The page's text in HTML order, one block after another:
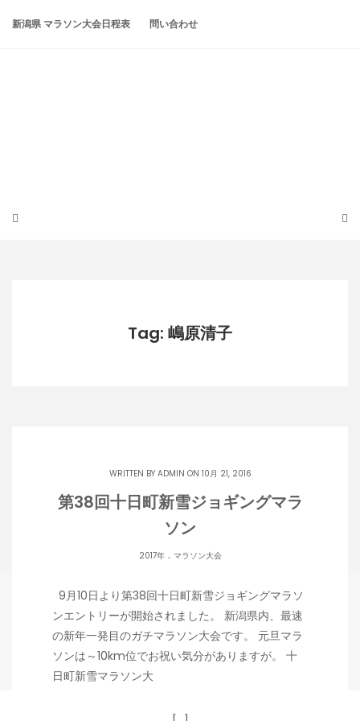
新潟県 マラソン大会日程表 問い合わせ
Tag: 嶋原清子
WRITTEN BY ADMIN ON 10月 21, 2016
第38回十日町新雪ジョギングマラ
ソン
2017年. マラソン大会
9月10日より第38回十日町新雪ジョギングマラソ
ンエントリーが開始されました。 新潟県内、最速
の新年一発目のガチマラソン大会です。 元旦マラ
ソンは～10km位でお祝い気分がありますが。 十
日町新雪マラソン大